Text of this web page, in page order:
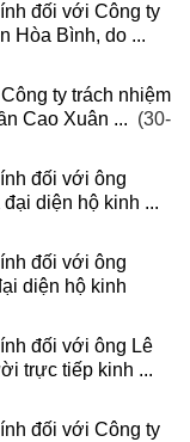
đối với Công ty
Hòa Bình, do ...
ty trách nhiệm
Cao Xuân ... (30-
đối với ông
diện hộ kinh ...
đối với ông
diện hộ kinh
đối với ông Lê
trực tiếp kinh ...
đối với Công ty